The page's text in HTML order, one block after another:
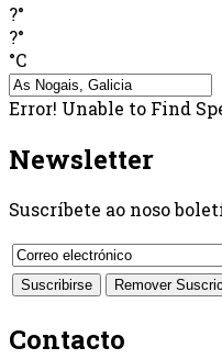
?°
?°
°C
Error! Unable to Find
Newsletter
Suscríbete ao noso
Contacto